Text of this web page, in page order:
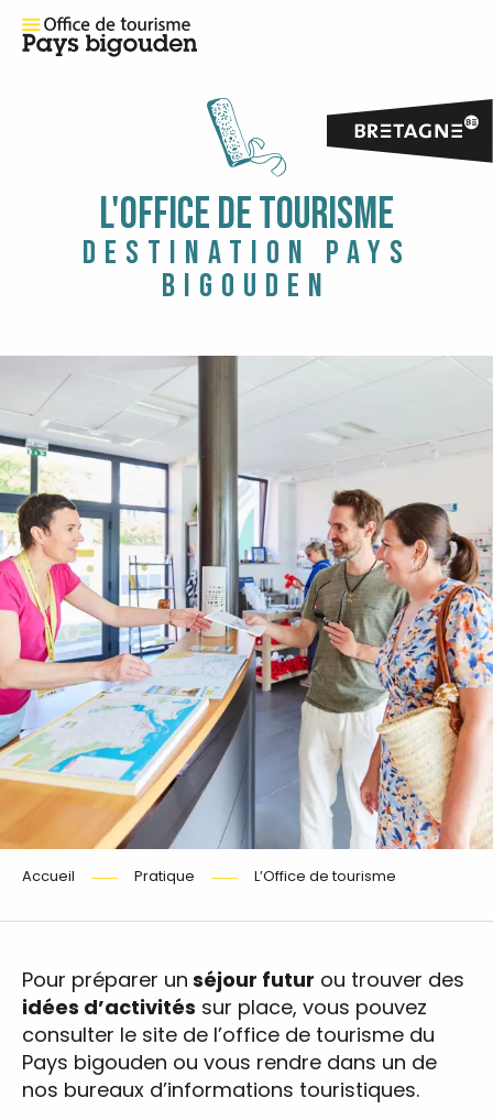
L'OFFICE DE TOURISME
DESTINATION PAYS
BIGOUDEN
Accueil Pratique L’Office de tourisme
Pour préparer un séjour futur ou trouver des
idées d’activités sur place, vous pouvez
consulter le site de l’office de tourisme du
Pays bigouden ou vous rendre dans un de
nos bureaux d’informations touristiques.